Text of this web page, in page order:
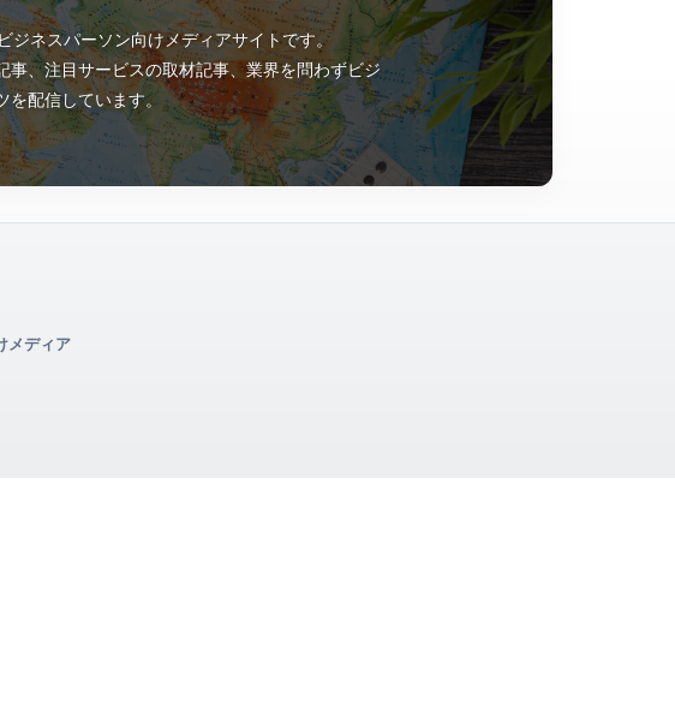
・オセアニア ・南アメリカ
ジネスパーソン向けメディアサイトです。
、注目サービスの取材記事、業界を問わずビジ
を配信しています。
メディア